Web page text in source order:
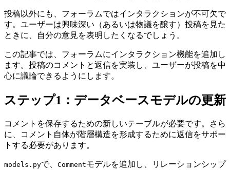
投稿以外にも、フォーラムではインタラクションが不可欠で
す。ユーザーは興味深い（あるいは物議を醸す）投稿を見た
ときに、自分の意見を表明したくなるでしょう。
この記事では、フォーラムにインタラクション機能を追加し
ます。投稿のコメントと返信を実装し、ユーザーが投稿を中
心に議論できるようにします。
ステップ1：データベースモデルの更新
コメントを保存するための新しいテーブルが必要です。さら
に、コメント自体が階層構造を形成するために返信をサポー
トする必要があります。
models.pyで、 Commentモデルを追加し、リレーションシップ